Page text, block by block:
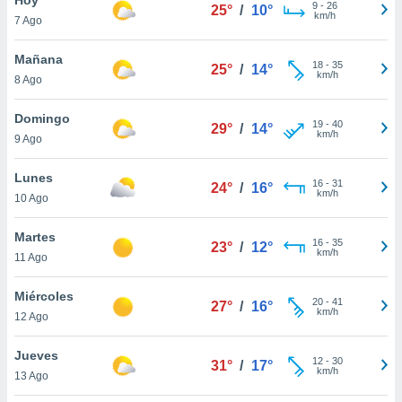
en
más
nuestra
de
cookies
aceptar
7 Ago
25° / 10° 9- 26
km/h
Mañana
8 Ago
25° / 14° 18- 35
km/h
Domingo
9 Ago
29° / 14° 19- 40
km/h
Lunes
10 Ago
24° / 16° 16- 31
km/h
Martes
11 Ago
23° / 12° 16- 35
km/h
Miércoles
12 Ago
27° / 16° 20- 41
km/h
Jueves
13 Ago
31° / 17° 12- 30
km/h